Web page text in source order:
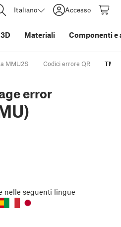
Italiano Accesso
Materiali Componenti e
MMU2S Codici errore QR TMC
error
nelle seguenti lingue